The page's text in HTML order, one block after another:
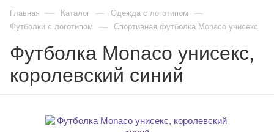
Главная — Каталог — Одежда с логотипом —
Футболки с логотипом — Спортивная футболка Monaco унисекс
Футболка Monaco унисекс,
королевский синий